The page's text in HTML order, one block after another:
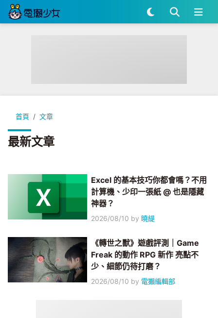
首頁 文章
最新文章
Excel 的基本技巧你都會嗎？不用
計算機、少印一張紙 @ 也是隱藏
神器？
2026/08/10 by 曉緹
《轉世之獸》遊戲評測｜Game
Freak 的動作 RPG 新作 亮點不
少、細節仍待打磨？
2026/08/10 by 電獺編輯部